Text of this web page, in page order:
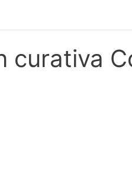
curativa